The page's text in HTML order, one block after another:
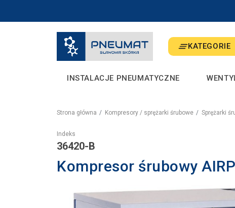
INSTALACJE PNEUMATYCZNE
KATEGORIE
Strona główna Kompresory / sprężarki śrubowe Sprężarki
Indeks
36420-B
Kompresor śrubowy